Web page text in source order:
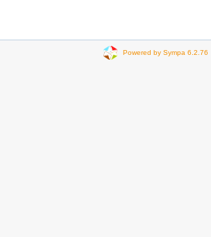
Powered by Sympa 6.2.76